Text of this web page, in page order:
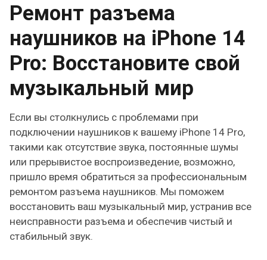
Ремонт разъема
наушников на iPhone 14
Pro: Восстановите свой
музыкальный мир
Если вы столкнулись с проблемами при
подключении наушников к вашему iPhone 14 Pro,
такими как отсутствие звука, постоянные шумы
или прерывистое воспроизведение, возможно,
пришло время обратиться за профессиональным
ремонтом разъема наушников. Мы поможем
восстановить ваш музыкальный мир, устранив все
неисправности разъема и обеспечив чистый и
стабильный звук.